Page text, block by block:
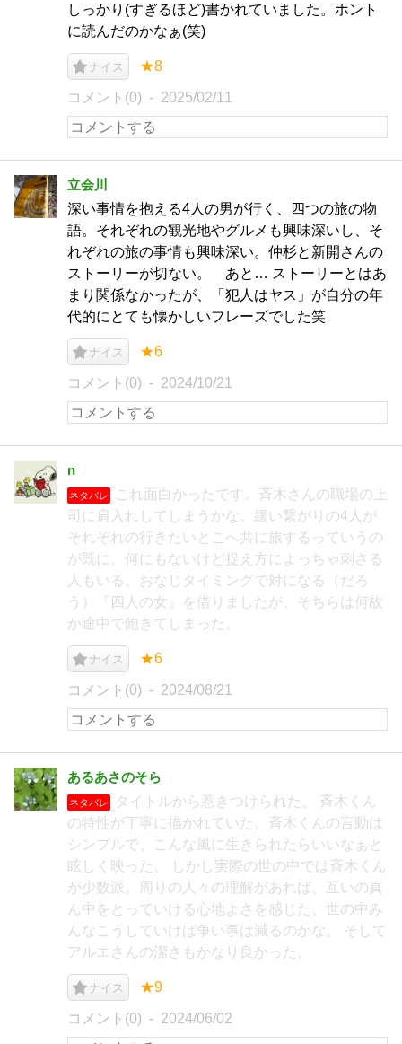
しっかり(すぎるほど)書かれていました。ホント
に読んだのかなぁ(笑)
ナイス ★8
コメント(0) 2025/02/11
立会川
深い事情を抱える4人の男が行く、四つの旅の物
語。それぞれの観光地やグルメも興味深いし、そ
れぞれの旅の事情も興味深い。仲杉と新開さんの
ストーリーが切ない。 あと… ストーリーとはあ
まり関係なかったが、「犯人はヤス」が自分の年
代的にとても懐かしいフレーズでした笑
ナイス ★6
コメント(0) 2024/10/21
n
ネタバレ
これ面白かったです。斉木さんの職場の上
司に肩入れしてしまうかな。緩い繋がりの4人が
それぞれの行きたいとこへ共に旅するっていうの
が既に。何にもないけど捉え方によっちゃ刺さる
人もいる。おなじタイミングで対になる（だろ
う）『四人の女』を借りましたが、そちらは何故
か途中で飽きてしまった。
ナイス ★6
コメント(0) 2024/08/21
あるあさのそら
ネタバレ
タイトルから惹きつけられた。 斉木くん
の特性が丁寧に描かれていた。斉木くんの言動は
シンプルで、こんな風に生きられたらいいなぁと
眩しく映った。 しかし実際の世の中では斉木くん
が少数派。周りの人々の理解があれば、互いの真
ん中をとっていける心地よさを感じた。世の中み
んなこうしていけば争い事は減るのかな。 そして
アルエさんの潔さもかなり良かった。
ナイス ★9
コメント(0) 2024/06/02